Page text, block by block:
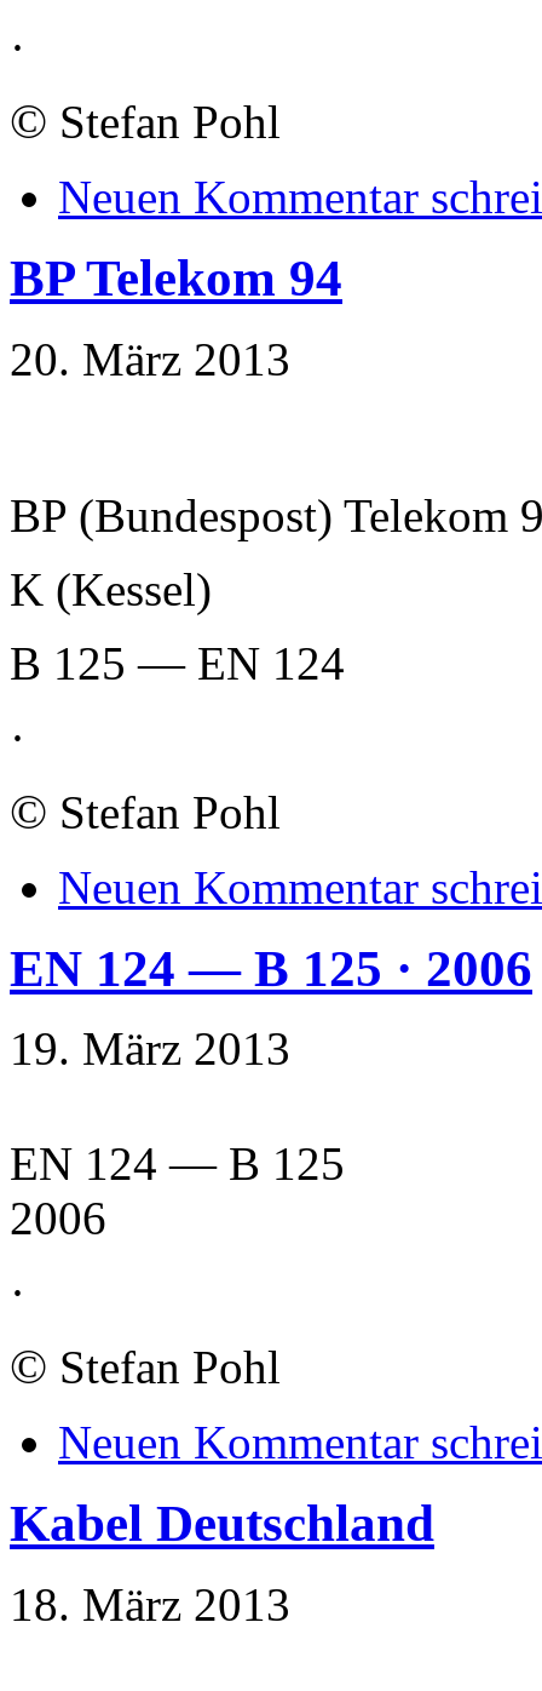
·
© Stefan Pohl
Neuen Kommentar
BP Telekom 94
20. März 2013
BP (Bundespost) Telekom
K (Kessel)
B 125 — EN 124
·
© Stefan Pohl
Neuen Kommentar
EN 124 — B 125 · 2006
19. März 2013
EN 124 — B 125
2006
·
© Stefan Pohl
Neuen Kommentar
Kabel Deutschland
18. März 2013